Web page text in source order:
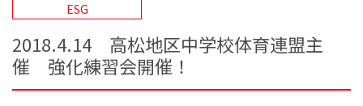
ESG
2018.4.14 高松地区中学校体育連盟主
催 強化練習会開催！